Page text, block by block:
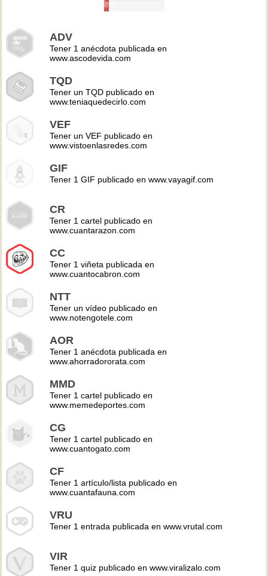
8%
ADV
Tener 1 anécdota publicada en
www.ascodevida.com
TQD
Tener un TQD publicado en
www.teniaquedecirlo.com
VEF
Tener un VEF publicado en
www.vistoenlasredes.com
GIF
Tener 1 GIF publicado en www.vayagif.com
CR
Tener 1 cartel publicado en
www.cuantarazon.com
CC
Tener 1 viñeta publicada en
www.cuantocabron.com
NTT
Tener un vídeo publicado en
www.notengotele.com
AOR
Tener 1 anécdota publicada en
www.ahorradororata.com
MMD
Tener 1 cartel publicado en
www.memedeportes.com
CG
Tener 1 cartel publicado en
www.cuantogato.com
CF
Tener 1 artículo/lista publicado en
www.cuantafauna.com
VRU
Tener 1 entrada publicada en www.vrutal.com
VIR
Tener 1 quiz publicado en www.viralizalo.com